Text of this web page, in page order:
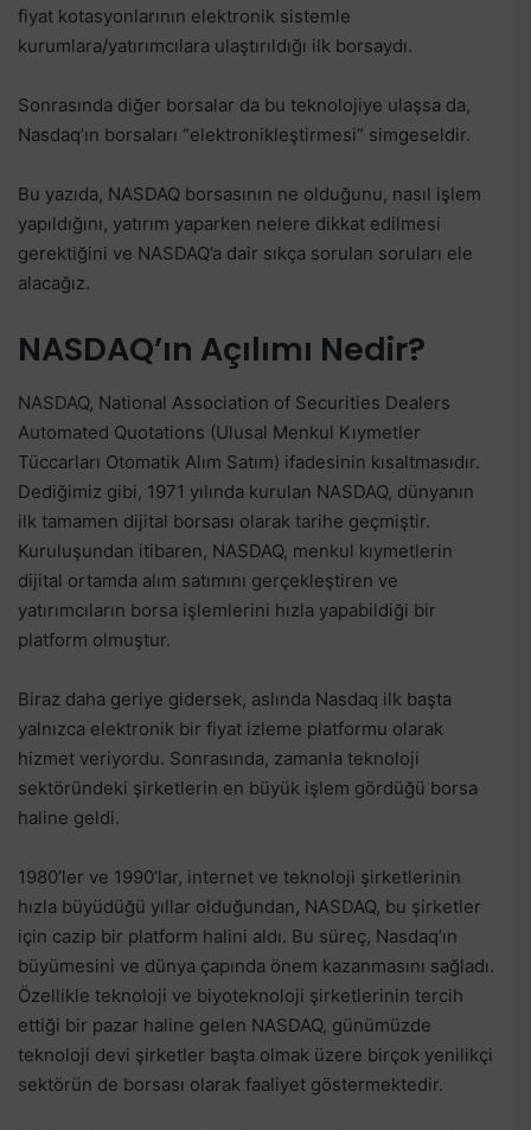
fiyat kotasyonlarının elektronik sistemle
kurumlara/yatırımcılara ulaştırıldığı ilk borsaydı.
Sonrasında diğer borsalar da bu teknolojiye ulaşsa da,
Nasdaq’ın borsaları “elektronikleştirmesi” simgeseldir.
Bu yazıda, NASDAQ borsasının ne olduğunu, nasıl işlem
yapıldığını, yatırım yaparken nelere dikkat edilmesi
gerektiğini ve NASDAQ’a dair sıkça sorulan soruları ele
alacağız.
NASDAQ’ın Açılımı Nedir?
NASDAQ, National Association of Securities Dealers
Automated Quotations (Ulusal Menkul Kıymetler
Tüccarları Otomatik Alım Satım) ifadesinin kısaltmasıdır.
Dediğimiz gibi, 1971 yılında kurulan NASDAQ, dünyanın
ilk tamamen dijital borsası olarak tarihe geçmiştir.
Kuruluşundan itibaren, NASDAQ, menkul kıymetlerin
dijital ortamda alım satımını gerçekleştiren ve
yatırımcıların borsa işlemlerini hızla yapabildiği bir
platform olmuştur.
Biraz daha geriye gidersek, aslında Nasdaq ilk başta
yalnızca elektronik bir fiyat izleme platformu olarak
hizmet veriyordu. Sonrasında, zamanla teknoloji
sektöründeki şirketlerin en büyük işlem gördüğü borsa
haline geldi.
1980’ler ve 1990’lar, internet ve teknoloji şirketlerinin
hızla büyüdüğü yıllar olduğundan, NASDAQ, bu şirketler
için cazip bir platform halini aldı. Bu süreç, Nasdaq’ın
büyümesini ve dünya çapında önem kazanmasını sağladı.
Özellikle teknoloji ve biyoteknoloji şirketlerinin tercih
ettiği bir pazar haline gelen NASDAQ, günümüzde
teknoloji devi şirketler başta olmak üzere birçok yenilikçi
sektörün de borsası olarak faaliyet göstermektedir.